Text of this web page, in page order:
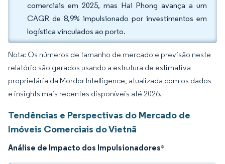
comerciais em 2025, mas Hai Phong avança a um
CAGR de 8,9% impulsionado por investimentos em
logística vinculados ao porto.
Nota: Os números de tamanho de mercado e previsão neste
relatório são gerados usando a estrutura de estimativa
proprietária da Mordor Intelligence, atualizada com os dados
e insights mais recentes disponíveis até 2026.
Tendências e Perspectivas do Mercado de
Imóveis Comerciais do Vietnã
Análise de Impacto dos Impulsionadores*